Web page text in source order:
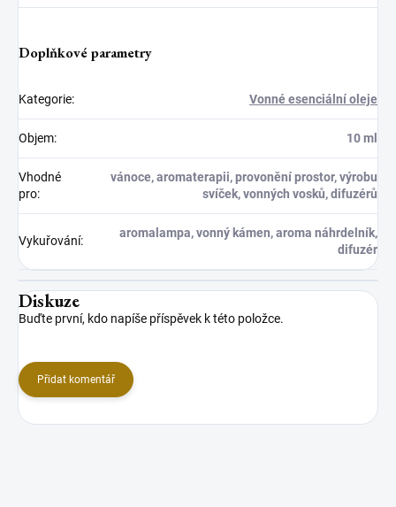
Doplňkové parametry
Kategorie: Vonné esenciální oleje
Objem: 10 ml
Vhodné
pro:
vánoce, aromaterapii, provonění prostor, výrobu
svíček, vonných vosků, difuzérů
Vykuřování:
aromalampa, vonný kámen, aroma náhrdelník,
difuzér
Diskuze
Buďte první, kdo napíše příspěvek k této položce.
Přidat komentář